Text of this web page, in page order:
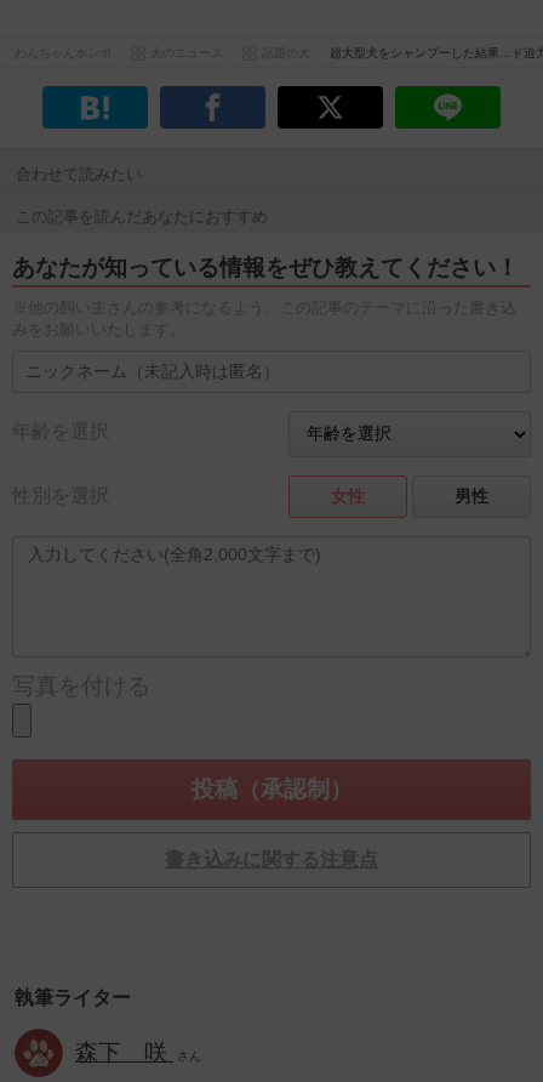
超大型犬をシャンプーした結果…ド迫
合わせて読みたい
この記事を読んだあなたにおすすめ
あなたが知っている情報をぜひ教えてください！
※他の飼い主さんの参考になるよう、この記事のテーマに沿った書き込
みをお願いいたします。
年齢を選択
性別を選択 女性 男性
写真を付ける
書き込みに関する注意点
執筆ライター
森下 咲 さん